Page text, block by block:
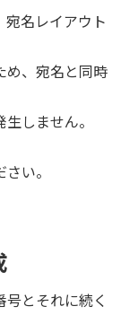
名レイアウト
め、宛名と同時
しません。
い。
とそれに続く